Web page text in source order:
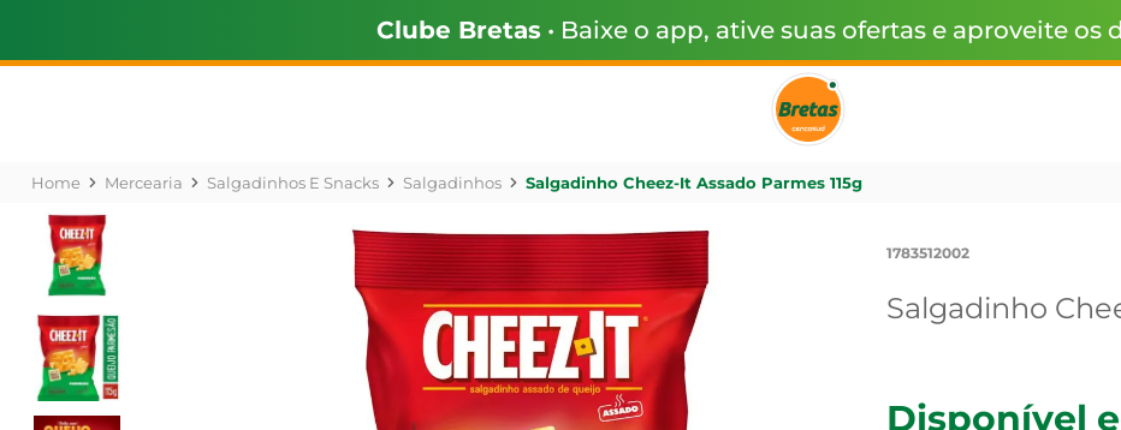
Clube Bretas • Baixe o app, ative suas ofertas e aproveite os
Mercearia Salgadinhos E Snacks Salgadinhos Salgadinho Cheez-It Assado Parmes 115g
1783512002
Salgadinho
Disponível